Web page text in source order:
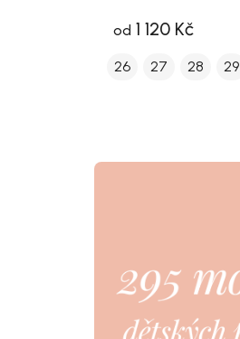
od 1 120 Kč
26 27 28 29